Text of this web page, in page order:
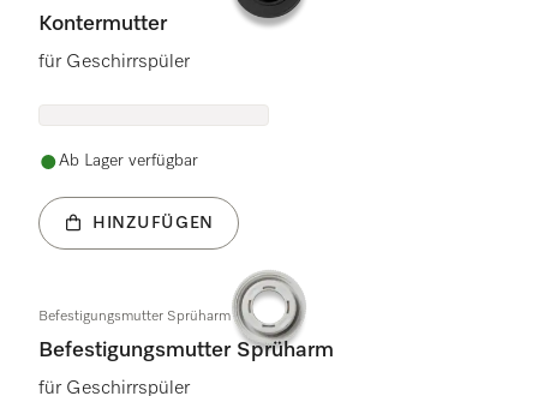
Kontermutter
für Geschirrspüler
Ab Lager verfügbar
HINZUFÜGEN
Befestigungsmutter Sprüharm
Befestigungsmutter Sprüharm
für Geschirrspüler